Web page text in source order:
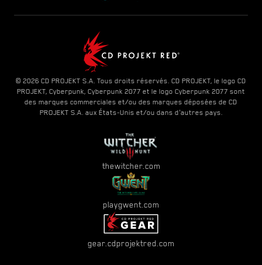
© 2026 CD PROJEKT S.A. Tous droits réservés. CD PROJEKT, le logo CD
PROJEKT, Cyberpunk, Cyberpunk 2077 et le logo Cyberpunk 2077 sont
des marques commerciales et/ou des marques déposées de CD
PROJEKT S.A. aux États-Unis et/ou dans d'autres pays.
thewitcher.com
playgwent.com
gear.cdprojektred.com